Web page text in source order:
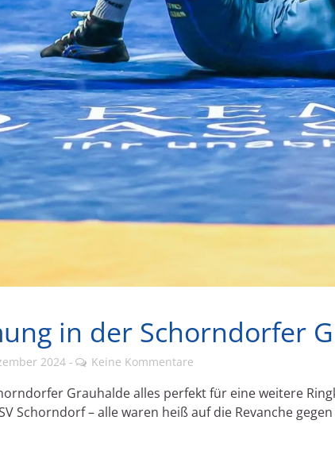
in der Schorndorfer
2024 Keine Kommentare
Grauhalde alles perfekt für eine weitere
Schorndorf – alle waren heiß auf die Revanche